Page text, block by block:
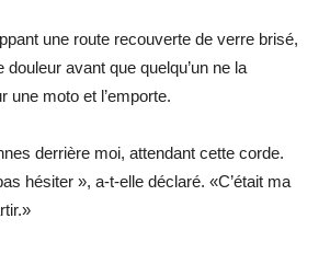
une route recouverte de verre brisé,
avant que quelqu’un ne la
une moto et l’emporte.
derrière moi, attendant cette corde.
hésiter », a-t-elle déclaré. «C’était ma